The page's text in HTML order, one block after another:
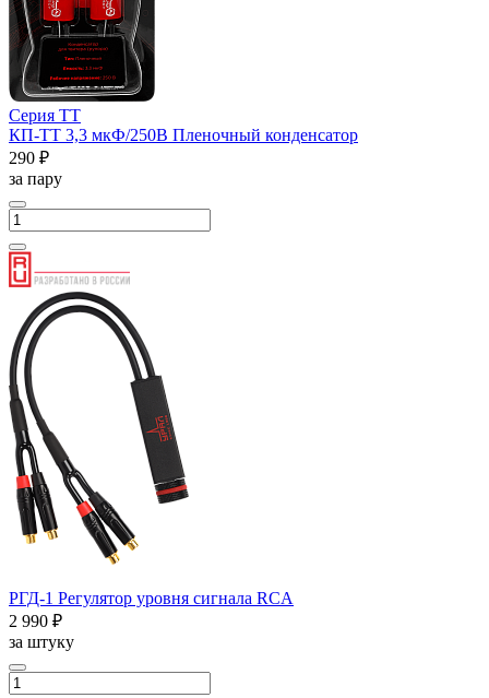
Серия ТТ
КП-ТТ 3,3 мкФ/250В Пленочный конденсатор
290 ₽
за пару
РГД-1 Регулятор уровня сигнала RCA
2 990 ₽
за штуку